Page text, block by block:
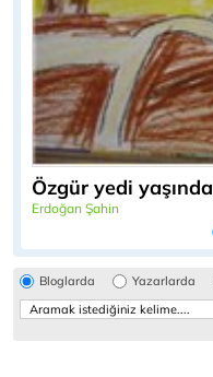
Özgür yedi yaşında
Erdoğan Şahin
Bloglarda Yazarlarda